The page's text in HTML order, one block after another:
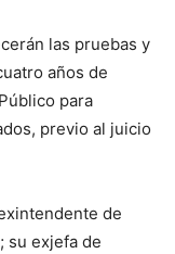
las pruebas y
años de
para
previo al juicio
de
su exjefa de